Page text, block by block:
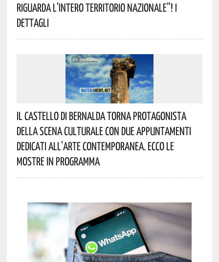
Riguarda L’intero Territorio Nazionale”! I
Dettagli
Il Castello Di Bernalda Torna Protagonista
Della Scena Culturale Con Due Appuntamenti
Dedicati All’arte Contemporanea. Ecco Le
Mostre In Programma